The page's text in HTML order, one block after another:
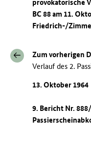
provokatorische
BC 88 am 11.
Friedrich-/
Zum vorherigen
Verlauf des 2.
13. Oktober 1964
9. Bericht Nr.